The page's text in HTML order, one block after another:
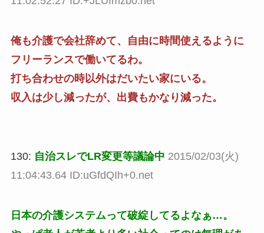
俺も介護で会社辞めて、自由に時間使えるように
フリーランスで働いてるわ。
打ち合わせの時以外はだいたい家にいる。
収入は少し減ったが、出費もかなり減った。
130: 自治スレでLR変更等議論中 2015/02/03(火)
11:04:43.64 ID:uGfdQIh+0.net
日本の介護システムって破綻してるよなぁ…。